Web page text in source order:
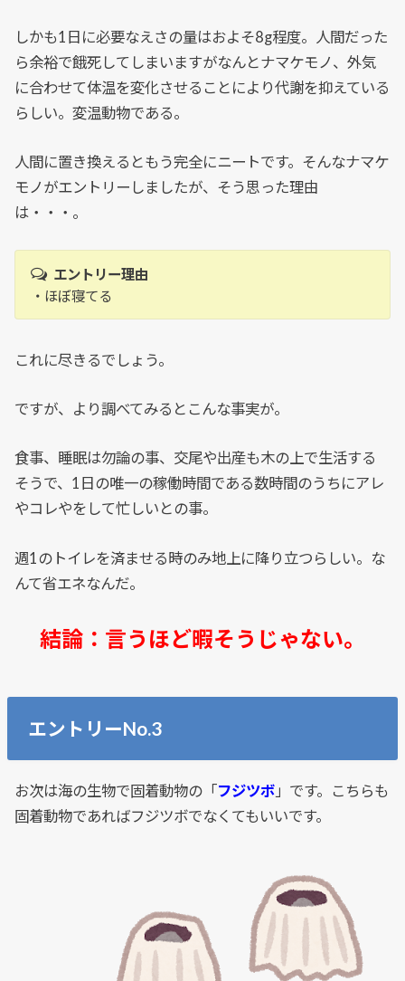
しかも1日に必要なえさの量はおよそ8g程度。人間だった
ら余裕で餓死してしまいますがなんとナマケモノ、外気
に合わせて体温を変化させることにより代謝を抑えている
らしい。変温動物である。
人間に置き換えるともう完全にニートです。そんなナマケ
モノがエントリーしましたが、そう思った理由
は・・・。
エントリー理由
・ほぼ寝てる
これに尽きるでしょう。
ですが、より調べてみるとこんな事実が。
食事、睡眠は勿論の事、交尾や出産も木の上で生活する
そうで、1日の唯一の稼働時間である数時間のうちにアレ
やコレやをして忙しいとの事。
週1のトイレを済ませる時のみ地上に降り立つらしい。な
んて省エネなんだ。
結論：言うほど暇そうじゃない。
エントリーNo.3
お次は海の生物で固着動物の「フジツボ」です。こちらも
固着動物であればフジツボでなくてもいいです。